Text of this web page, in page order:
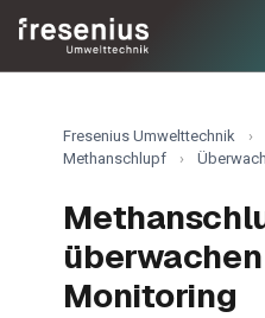
Fresenius Umwelttechnik ›
Methanschlupf
›
Monitoring